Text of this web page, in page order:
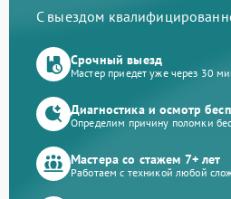
С выездом
Срочный выезд
Мастер приедет уже через 30
Диагностика и осмотр
Определим причину поломки
Мастера со стажем 7+ лет
Работаем с техникой любой